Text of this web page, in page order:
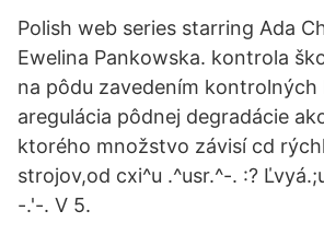
Polish web series starring Ada
Ewelina Pankowska. kontrola
na pôdu zavedením kontrolných
aregulácia pôdnej degradácie
ktorého množstvo závisí cd
strojov,od cxi^u .^usr.^-. :?
-.'-. V 5.